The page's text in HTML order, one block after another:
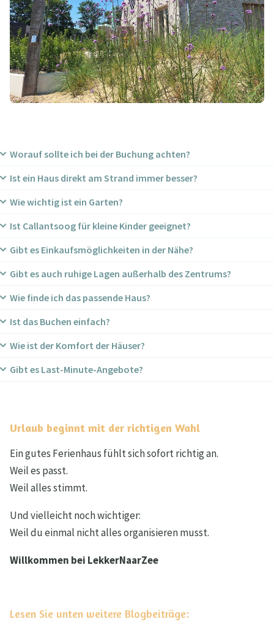
Worauf sollte ich bei der Buchung achten?
Lage, Komfort und Umgebung sind entscheidend. Nähe zum
Strand oder Zentrum macht vieles einfacher – besonders mit
Ist ein Haus direkt am Strand immer besser?
Für Familien oft ja. Für Paare kann eine ruhigere Lage
angenehmer sein.
Wie wichtig ist ein Garten?
Sehr – besonders für Familien und Gäste mit Hund.
Ist Callantsoog für kleine Kinder geeignet?
Ja, absolut. Übersichtlich, sicher und alles nah beieinander.
Gibt es Einkaufsmöglichkeiten in der Nähe?
Ja, alles liegt zentral im Dorf.
Gibt es auch ruhige Lagen außerhalb des Zentrums?
Ja, mit mehr Privatsphäre und dennoch nah am Strand.
Wie finde ich das passende Haus?
Kontaktiere uns – wir beraten dich persönlich.
Ist das Buchen einfach?
Ja, direkt online oder mit persönlicher Unterstützung.
Wie ist der Komfort der Häuser?
Gute Ausstattung ist Standard – viele Häuser sind
Gibt es Last-Minute-Angebote?
Urlaub beginnt mit der richtigen Wahl
Ein gutes Ferienhaus fühlt sich sofort richtig an.
Weil es passt.
Weil alles stimmt.
Und vielleicht noch wichtiger:
Weil du einmal nicht alles organisieren musst.
Willkommen bei LekkerNaarZee
Lesen Sie unten weitere Blogbeiträge: